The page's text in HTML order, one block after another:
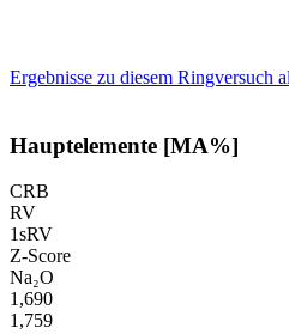
Ergebnisse zu diesem Ringversuch
Hauptelemente [MA%]
CRB
RV
1sRV
Z-Score
Na₂O
1,690
1,759